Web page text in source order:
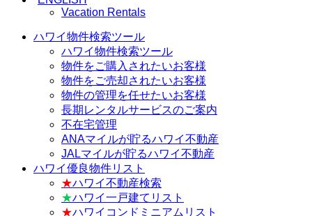
Vacation Rentals
ハワイ物件検索ツール
ハワイ物件検索ツール
物件をご購入されたいお客様
物件をご売却されたいお客様
物件の管理を任せたいお客様
長期レンタルサービスのご案内
不在宅管理
ANAマイルが貯るハワイ不動産
JALマイルが貯るハワイ不動産
ハワイ優良物件リスト
★ハワイ不動産検索
★ハワイ一戸建てリスト
★ハワイコンドミニアムリスト